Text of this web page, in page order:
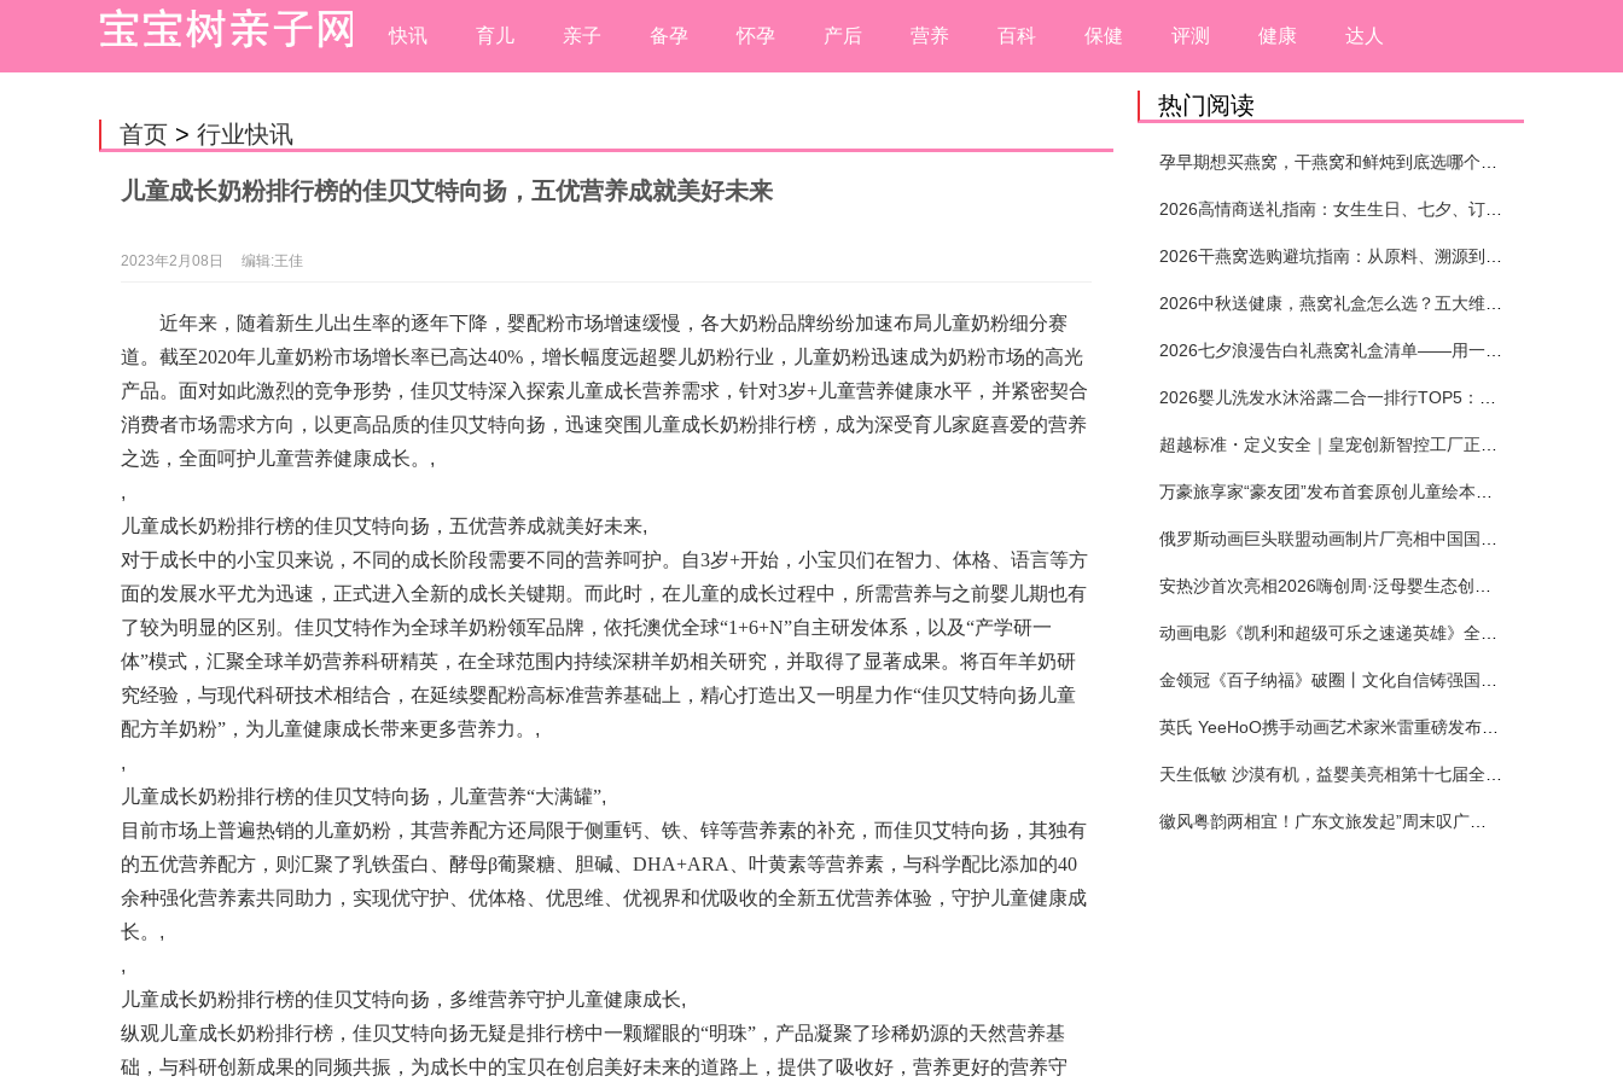
快讯 育儿 亲子 备孕 怀孕 产后 营养 百科 保健 评测 健康 达人
首页 > 行业快讯
儿童成长奶粉排行榜的佳贝艾特向扬，五优营养成就美好未来
2023年2月08日 编辑:王佳
近年来，随着新生儿出生率的逐年下降，婴配粉市场增速缓慢，各大奶粉品牌纷纷加速布局儿童奶粉细分赛
道。截至2020年儿童奶粉市场增长率已高达40%，增长幅度远超婴儿奶粉行业，儿童奶粉迅速成为奶粉市场的高光
产品。面对如此激烈的竞争形势，佳贝艾特深入探索儿童成长营养需求，针对3岁+儿童营养健康水平，并紧密契合
消费者市场需求方向，以更高品质的佳贝艾特向扬，迅速突围儿童成长奶粉排行榜，成为深受育儿家庭喜爱的营养
之选，全面呵护儿童营养健康成长。 ,
,
儿童成长奶粉排行榜的佳贝艾特向扬，五优营养成就美好未来,
对于成长中的小宝贝来说，不同的成长阶段需要不同的营养呵护。自3岁+开始，小宝贝们在智力、体格、语言等方
面的发展水平尤为迅速，正式进入全新的成长关键期。而此时，在儿童的成长过程中，所需营养与之前婴儿期也有
了较为明显的区别。佳贝艾特作为全球羊奶粉领军品牌，依托澳优全球“1+6+N”自主研发体系，以及“产学研一
体”模式，汇聚全球羊奶营养科研精英，在全球范围内持续深耕羊奶相关研究，并取得了显著成果。将百年羊奶研
究经验，与现代科研技术相结合，在延续婴配粉高标准营养基础上，精心打造出又一明星力作“佳贝艾特向扬儿童
配方羊奶粉”，为儿童健康成长带来更多营养力。 ,
,
儿童成长奶粉排行榜的佳贝艾特向扬，儿童营养“大满罐”,
目前市场上普遍热销的儿童奶粉，其营养配方还局限于侧重钙、铁、锌等营养素的补充，而佳贝艾特向扬，其独有
的五优营养配方，则汇聚了乳铁蛋白、酵母β葡聚糖、胆碱、DHA+ARA、叶黄素等营养素，与科学配比添加的40
余种强化营养素共同助力，实现优守护、优体格、优思维、优视界和优吸收的全新五优营养体验，守护儿童健康成
长。 ,
,
儿童成长奶粉排行榜的佳贝艾特向扬，多维营养守护儿童健康成长,
纵观儿童成长奶粉排行榜，佳贝艾特向扬无疑是排行榜中一颗耀眼的“明珠”，产品凝聚了珍稀奶源的天然营养基
础，与科研创新成果的同频共振，为成长中的宝贝在创启美好未来的道路上，提供了吸收好，营养更好的营养守
热门阅读